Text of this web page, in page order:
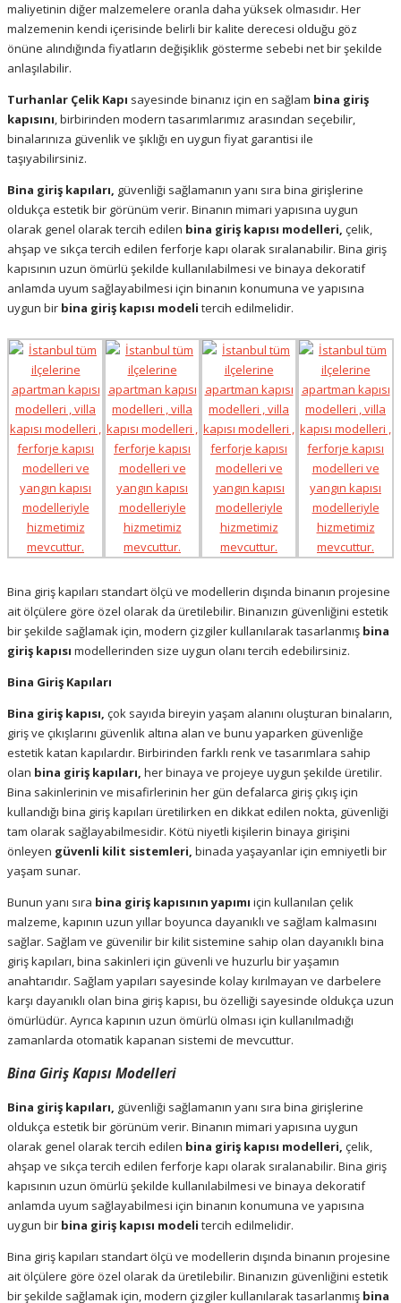
maliyetinin diğer malzemelere oranla daha yüksek olmasıdır. Her
malzemenin kendi içerisinde belirli bir kalite derecesi olduğu göz
önüne alındığında fiyatların değişiklik gösterme sebebi net bir şekilde
anlaşılabilir.
Turhanlar Çelik Kapı sayesinde binanız için en sağlam bina giriş
kapısını,birbirinden modern tasarımlarımız arasından seçebilir,
binalarınıza güvenlik ve şıklığı en uygun fiyat garantisi ile
taşıyabilirsiniz.
Bina giriş kapıları, güvenliği sağlamanın yanı sıra bina girişlerine
oldukça estetik bir görünüm verir. Binanın mimari yapısına uygun
olarak genel olarak tercih edilen bina giriş kapısı modelleri, çelik,
ahşap ve sıkça tercih edilen ferforje kapı olarak sıralanabilir. Bina giriş
kapısının uzun ömürlü şekilde kullanılabilmesi ve binaya dekoratif
anlamda uyum sağlayabilmesi için binanın konumuna ve yapısına
uygun bir bina giriş kapısı modeli tercih edilmelidir.
Bina giriş kapıları standart ölçü ve modellerin dışında binanın projesine
ait ölçülere göre özel olarak da üretilebilir. Binanızın güvenliğini estetik
bir şekilde sağlamak için, modern çizgiler kullanılarak tasarlanmış bina
giriş kapısı modellerinden size uygun olanı tercih edebilirsiniz.
Bina Giriş Kapıları
Bina giriş kapısı, çok sayıda bireyin yaşam alanını oluşturan binaların,
giriş ve çıkışlarını güvenlik altına alan ve bunu yaparken güvenliğe
estetik katan kapılardır. Birbirinden farklı renk ve tasarımlara sahip
olan bina giriş kapıları, her binaya ve projeye uygun şekilde üretilir.
Bina sakinlerinin ve misafirlerinin her gün defalarca giriş çıkış için
kullandığı bina giriş kapıları üretilirken en dikkat edilen nokta, güvenliği
tam olarak sağlayabilmesidir. Kötü niyetli kişilerin binaya girişini
önleyen güvenli kilit sistemleri, binada yaşayanlar için emniyetli bir
yaşam sunar.
Bunun yanı sıra bina giriş kapısının yapımı için kullanılan çelik
malzeme, kapının uzun yıllar boyunca dayanıklı ve sağlam kalmasını
sağlar. Sağlam ve güvenilir bir kilit sistemine sahip olan dayanıklı bina
giriş kapıları, bina sakinleri için güvenli ve huzurlu bir yaşamın
anahtarıdır. Sağlam yapıları sayesinde kolay kırılmayan ve darbelere
karşı dayanıklı olan bina giriş kapısı, bu özelliği sayesinde oldukça uzun
ömürlüdür. Ayrıca kapının uzun ömürlü olması için kullanılmadığı
zamanlarda otomatik kapanan sistemi de mevcuttur.
Bina Giriş Kapısı Modelleri
Bina giriş kapıları, güvenliği sağlamanın yanı sıra bina girişlerine
oldukça estetik bir görünüm verir. Binanın mimari yapısına uygun
olarak genel olarak tercih edilen bina giriş kapısı modelleri, çelik,
ahşap ve sıkça tercih edilen ferforje kapı olarak sıralanabilir. Bina giriş
kapısının uzun ömürlü şekilde kullanılabilmesi ve binaya dekoratif
anlamda uyum sağlayabilmesi için binanın konumuna ve yapısına
uygun bir bina giriş kapısı modeli tercih edilmelidir.
Bina giriş kapıları standart ölçü ve modellerin dışında binanın projesine
ait ölçülere göre özel olarak da üretilebilir. Binanızın güvenliğini estetik
bir şekilde sağlamak için, modern çizgiler kullanılarak tasarlanmış bina